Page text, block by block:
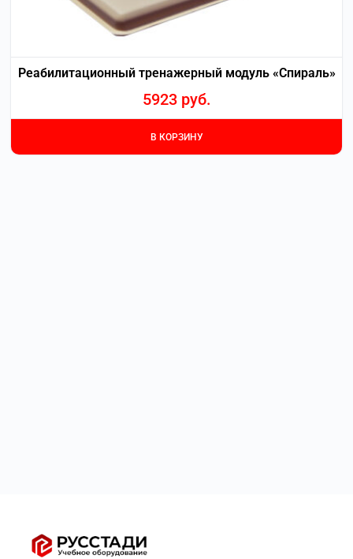
Реабилитационный тренажерный модуль «Спираль»
5923 руб.
В КОРЗИНУ